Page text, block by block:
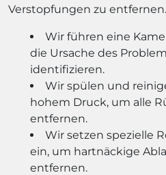
Verstopfungen zu entfernen.
Wir führen eine
die Ursache des
identifizieren.
Wir spülen und
hohem Druck, um alle
entfernen.
Wir setzen spezielle
ein, um hartnäckige
entfernen.